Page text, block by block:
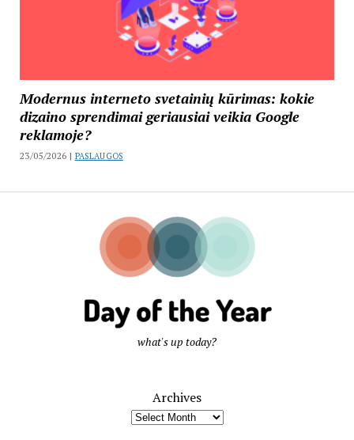
Modernus interneto svetainių kūrimas: kokie
dizaino sprendimai geriausiai veikia Google
reklamoje?
23/05/2026 | PASLAUGOS
what's up today?
Archives